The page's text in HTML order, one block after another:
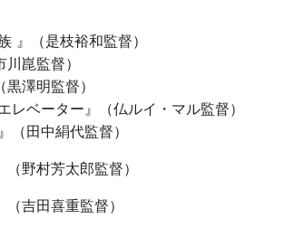
』（是枝裕和監督）
崑監督）
澤明監督）
レベーター』（仏ルイ・マル監督）
（田中絹代監督）
野村芳太郎監督）
吉田喜重監督）